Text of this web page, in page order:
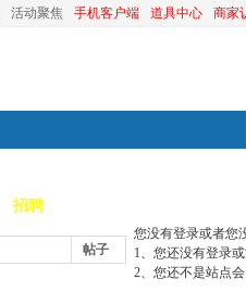
活动聚焦 手机客户端 道具中心 商家
招聘
帖子
您没有登录或者您
1、您还没有登录
2、您还不是站点